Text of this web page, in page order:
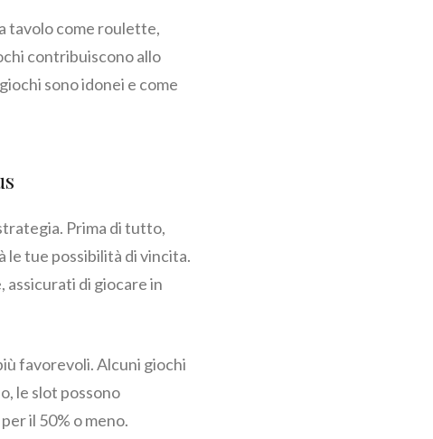
tavolo come roulette,
contribuiscono allo
sono idonei e come
Prima di tutto,
le tue possibilità di vincita.
assicurati di giocare in
favorevoli. Alcuni giochi
le slot possono
il 50% o meno.